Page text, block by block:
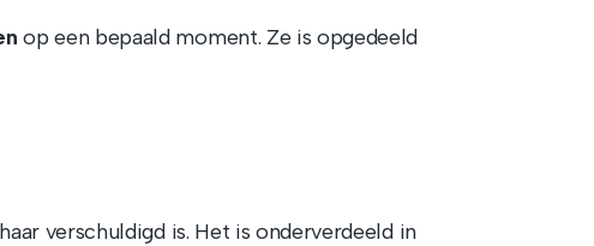
op een bepaald moment. Ze is opgedeeld
verschuldigd is. Het is onderverdeeld in